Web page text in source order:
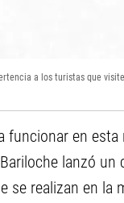
a los turistas que
funcionar en esta
lanzó
se realizan en la